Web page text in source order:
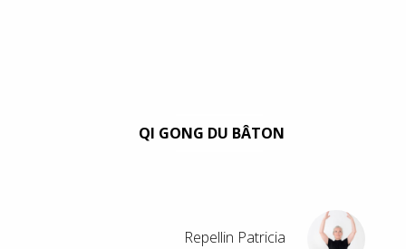
QI GONG DU BÂTON
Repellin Patricia